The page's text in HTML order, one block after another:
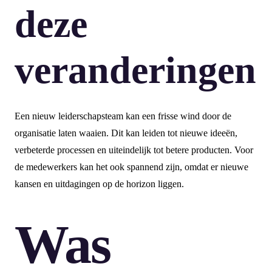
deze
veranderingen
Een nieuw leiderschapsteam kan een frisse wind door de
organisatie laten waaien. Dit kan leiden tot nieuwe ideeën,
verbeterde processen en uiteindelijk tot betere producten. Voor
de medewerkers kan het ook spannend zijn, omdat er nieuwe
kansen en uitdagingen op de horizon liggen.
Was